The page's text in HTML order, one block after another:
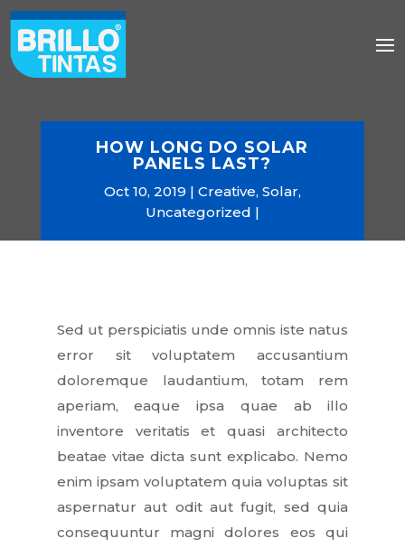
HOW LONG DO SOLAR
PANELS LAST?
Oct 10, 2019 Creative, Solar,
Uncategorized
Sed ut perspiciatis unde omnis iste natus
error sit voluptatem accusantium
doloremque laudantium, totam rem
aperiam, eaque ipsa quae ab illo
inventore veritatis et quasi architecto
beatae vitae dicta sunt explicabo. Nemo
enim ipsam voluptatem quia voluptas sit
aspernatur aut odit aut fugit, sed quia
consequuntur magni dolores eos qui